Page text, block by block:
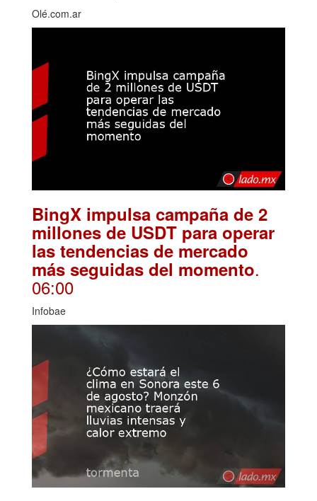
Olé.com.ar
BingX impulsa campaña de 2
millones de USDT para operar
las tendencias de mercado
más seguidas del momento.
06:00
Infobae